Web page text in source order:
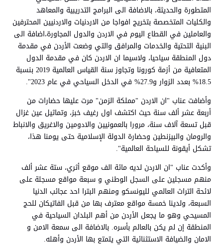
المتطورة والحديثة، بالاضافة الى البرامج التدريبية والمعاهد
والكليات المتخصصة بتخريج افواجا من الاردنيات والاردنيين المحترفين
والعاملين في القطاع اليوم في الاردن والدول المجاورة،اضافة الى
البنية التحتية والخدمات والمرافق والتي وضعت الأردن في مقدمة
دول المنطقة سياحيا، ولاسيما ان الاردن كان في مقدمة الدول
المتعافية من أزمة كورونا وتجاوز سنة القياس العالمية 2019 بنسبة
18.5% بعدد الزوار و27.9% في الدخل السياحي في عام 2023".
وأضافت عناب "ان الاردن "مملكة الزمن" مرت عليها حضارات من
أربعة عشر ألف سنة حيث اكتشف اول رغيف خبز، وتماثيل عين غزال
قبل تسعة آلاف سنة، مرورا بالعمونيين والادومين والاغريق والانباط
والرومان والبيزنطين وحضارة الدولة الإسلامية حتى يومنا هذا،
تشكل أيقونة للسياحة العالمية".
وأكدت عناب "ان الاردن لديه مائة الف موقع أثري، ستة عشر ألف
منهم مسجلين على السجل الوطني و سبعة مواقع مسجلة على
لائحة التراث العالمي لليونسكو ومنهم البترا احد عجائب الدنيا
السبعة، ولدينا خمسة مواقع معترف بها من قبل الفاتيكان للحج
المسيحي وهو ما يجعل الأردن من أهم البلدان السياحية في
المنطقة إن لم يكن بالعالم بأسره. بالاضافة الى سمعة الامن و
الامان والضيافة الاستثنائية التي يتمتع بها الأردن وأهله.